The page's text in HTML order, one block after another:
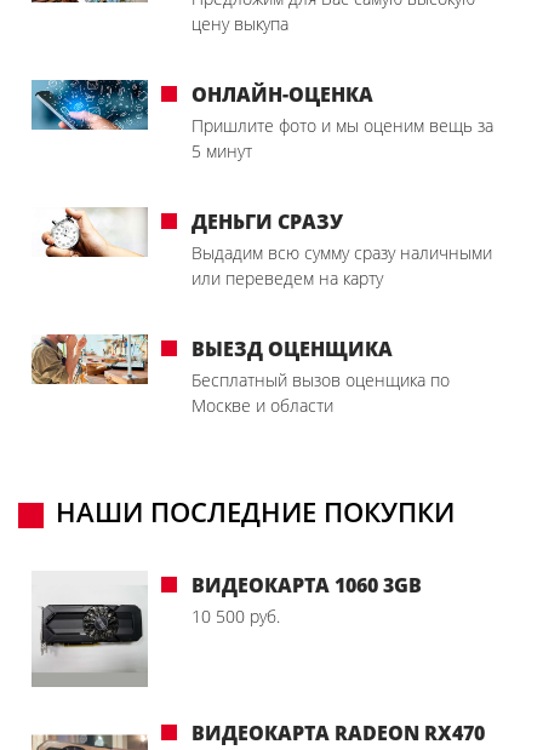
цену выкупа
ОНЛАЙН-ОЦЕНКА
Пришлите фото и мы оценим вещь за
5 минут
ДЕНЬГИ СРАЗУ
Выдадим всю сумму сразу наличными
или переведем на карту
ВЫЕЗД ОЦЕНЩИКА
Бесплатный вызов оценщика по
Москве и области
НАШИ ПОСЛЕДНИЕ ПОКУПКИ
ВИДЕОКАРТА 1060 3GB
10 500 руб.
ВИДЕОКАРТА RADEON RX470